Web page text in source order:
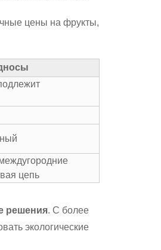
цены на фрукты,
цепь
решения. С более
экологические